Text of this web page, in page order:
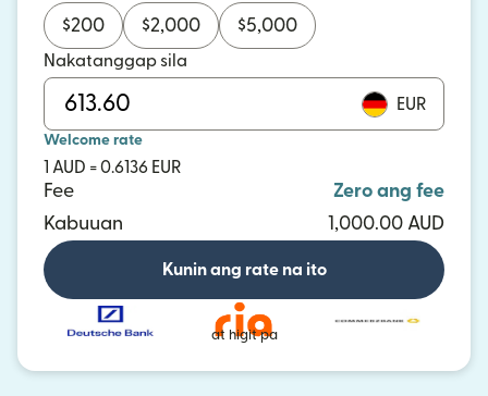
$200 $2,000 $5,000
Nakatanggap sila
EUR
Welcome rate
1 AUD = 0.6136 EUR
Fee
Zero ang fee
Kabuuan
1,000.00 AUD
Kunin ang rate na ito
at higit pa